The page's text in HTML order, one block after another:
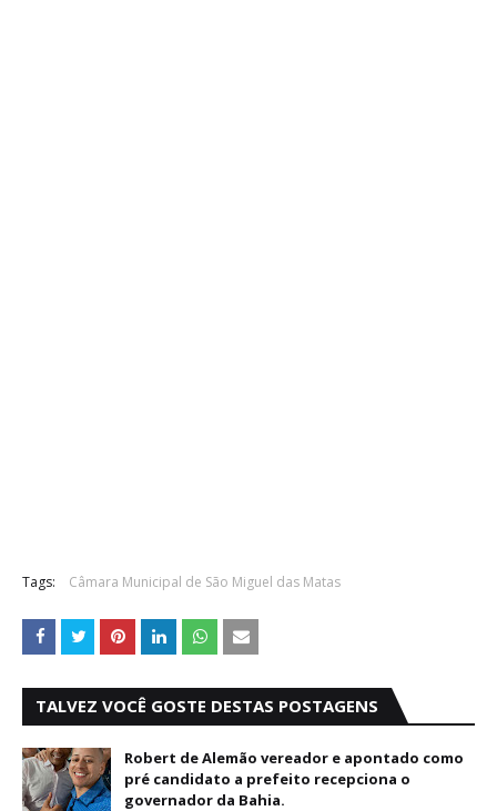
Tags: Câmara Municipal de São Miguel das Matas
TALVEZ VOCÊ GOSTE DESTAS POSTAGENS
Robert de Alemão vereador e apontado como
pré candidato a prefeito recepciona o
governador da Bahia.